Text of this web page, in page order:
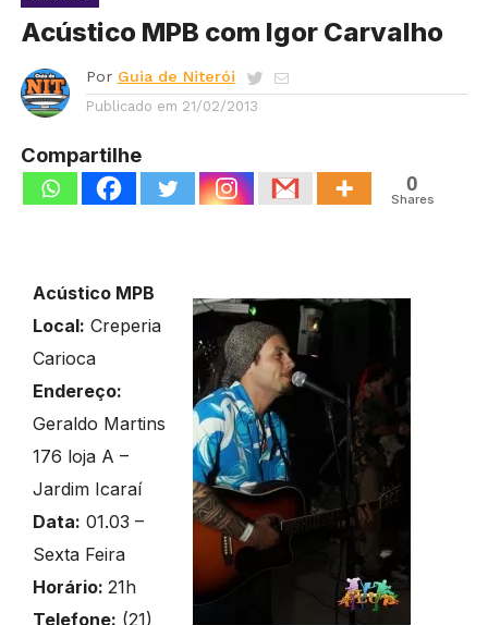
Acústico MPB com Igor Carvalho
Por Guia de Niterói
Publicado em 21/02/2013
Compartilhe
0
Shares
Acústico MPB
Local: Creperia
Carioca
Endereço:
Geraldo Martins
176 loja A –
Jardim Icaraí
Data: 01.03 –
Sexta Feira
Horário: 21h
Telefone: (21)